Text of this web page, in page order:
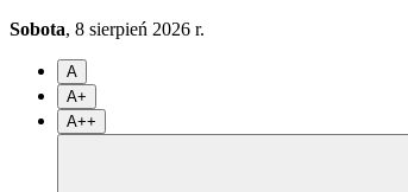
Sobota, 8 sierpień 2026 r.
A
A+
A++